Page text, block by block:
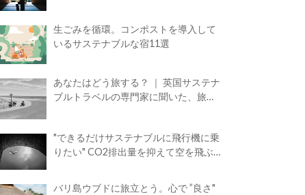
生ごみを循環。コンポストを導入して
いるサステナブルな宿11選
あなたはどう旅する？ ｜ 英国サステナ
ブルトラベルの専門家に聞いた、旅の
"できるだけサステナブルに飛行機に乗
りたい" CO2排出量を抑えて空を飛ぶ
バリ島ウブドに旅立とう。心で ”良さ"